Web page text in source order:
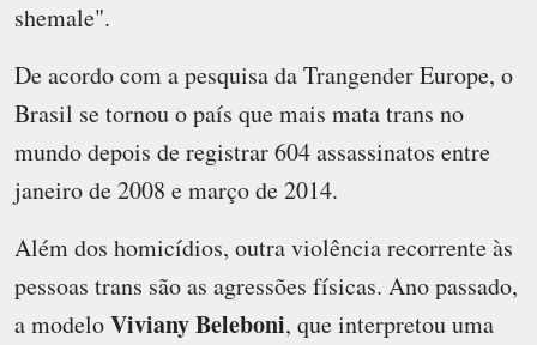
shemale".
De acordo com a pesquisa da Trangender Europe, o
Brasil se tornou o país que mais mata trans no
mundo depois de registrar 604 assassinatos entre
janeiro de 2008 e março de 2014.
Além dos homicídios, outra violência recorrente às
pessoas trans são as agressões físicas. Ano passado,
a modeloViviany Beleboni, que interpretou uma